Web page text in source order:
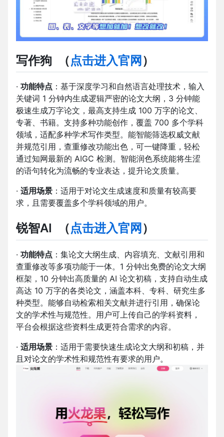
写作狗 （点击进入官网 ）
· 功能特点 ：基于深度学习和自然语言处理技术，输入
关键词 1 分钟内生成逻辑严密的论文大纲，3 分钟能
极速生成万字论文，最高支持生成 100 万字的论文、
专著、书籍。支持多种功能创作，覆盖 700 多个学科
领域，适配多种学术写作类型。能智能筛选权威文献
并规范引用，查重修改功能出色，可一键降重，轻松
通过知网最新的 AIGC 检测。智能润色系统能将生涩
的语句转化为流畅的专业表达，提升论文质量。
· 适用场景 ：适用于对论文生成速度和质量有较高要
求，且需要覆盖多个学科领域的用户。
锐智AI （点击进入官网 ）
· 功能特点 ：集论文大纲生成、内容填充、文献引用和
查重修改等多项功能于一体。1 分钟出免费的论文大纲
框架，10 分钟出高质量的 AI 论文初稿，支持自动生成
高达 10 万字的各类论文，涵盖本科、专科、研究生多
种类型。能够自动检索相关文献并进行引用，确保论
文的学术性与规范性。用户可上传自己的学科资料，
平台会根据这些资料生成更符合需求的内容。
· 适用场景 ：适用于需要快速生成论文大纲和初稿，并
且对论文的学术性和规范性有要求的用户。